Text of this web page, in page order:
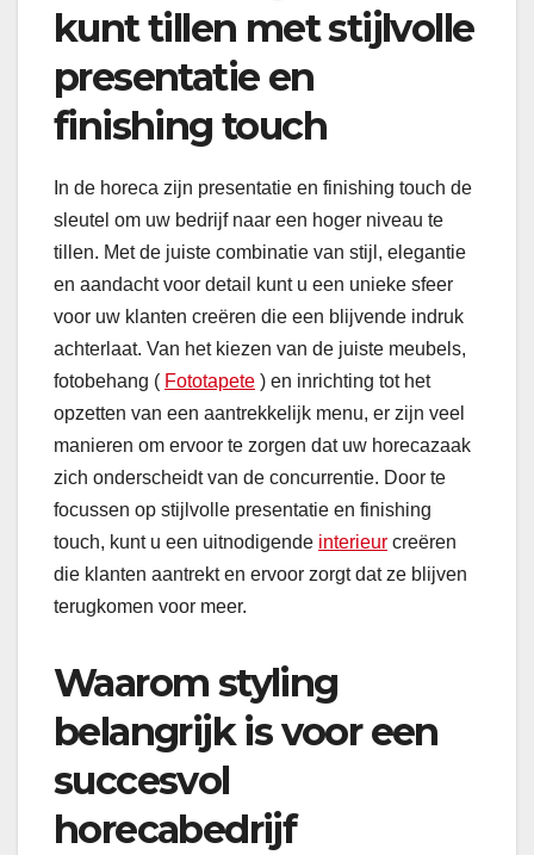
kunt tillen met stijlvolle
presentatie en
finishing touch
In de horeca zijn presentatie en finishing touch de
sleutel om uw bedrijf naar een hoger niveau te
tillen. Met de juiste combinatie van stijl, elegantie
en aandacht voor detail kunt u een unieke sfeer
voor uw klanten creëren die een blijvende indruk
achterlaat. Van het kiezen van de juiste meubels,
fotobehang ( Fototapete ) en inrichting tot het
opzetten van een aantrekkelijk menu, er zijn veel
manieren om ervoor te zorgen dat uw horecazaak
zich onderscheidt van de concurrentie. Door te
focussen op stijlvolle presentatie en finishing
touch, kunt u een uitnodigende interieur creëren
die klanten aantrekt en ervoor zorgt dat ze blijven
terugkomen voor meer.
Waarom styling
belangrijk is voor een
succesvol
horecabedrijf